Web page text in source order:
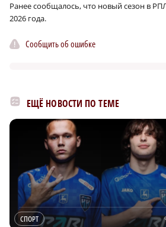
Ранее сообщалось, что новый сезон в
2026 года.
Сообщить об ошибке
ЕЩЁ НОВОСТИ ПО ТЕМЕ
СПОРТ